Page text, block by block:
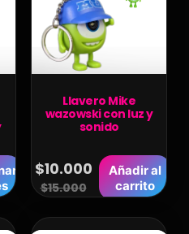
Llavero Mike
wazowski con luz y
sonido
$15.000
$10.000
Añadir al
carrito